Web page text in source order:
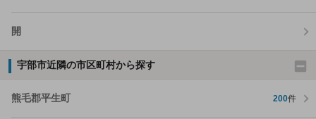
開
宇部市近隣の市区町村から探す
熊毛郡平生町 200件